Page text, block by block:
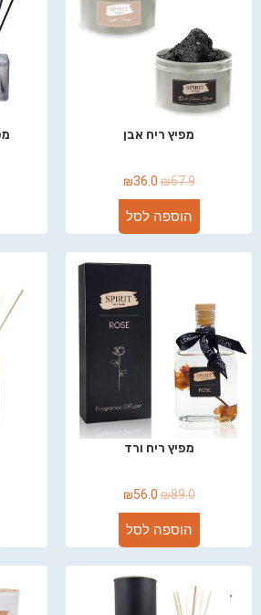
מפיץ ריח אבן
₪67.9
₪36.0
הוספה לסל
מפיץ ריח ורד
₪89.0
₪56.0
הוספה לסל